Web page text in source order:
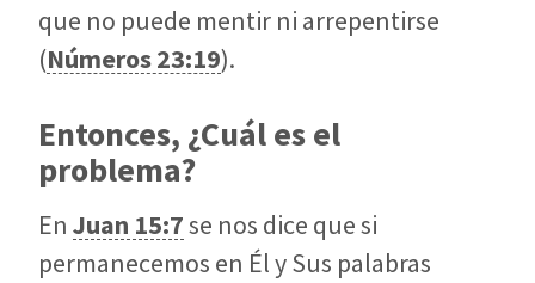
que no puede mentir ni arrepentirse
(Números 23:19).
Entonces, ¿Cuál es el
problema?
En Juan 15:7se nos dice que si
permanecemos en Él y Sus palabras